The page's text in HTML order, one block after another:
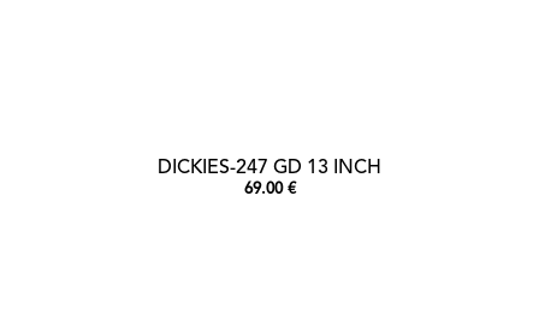
DICKIES-247 GD 13 INCH
69.00 €